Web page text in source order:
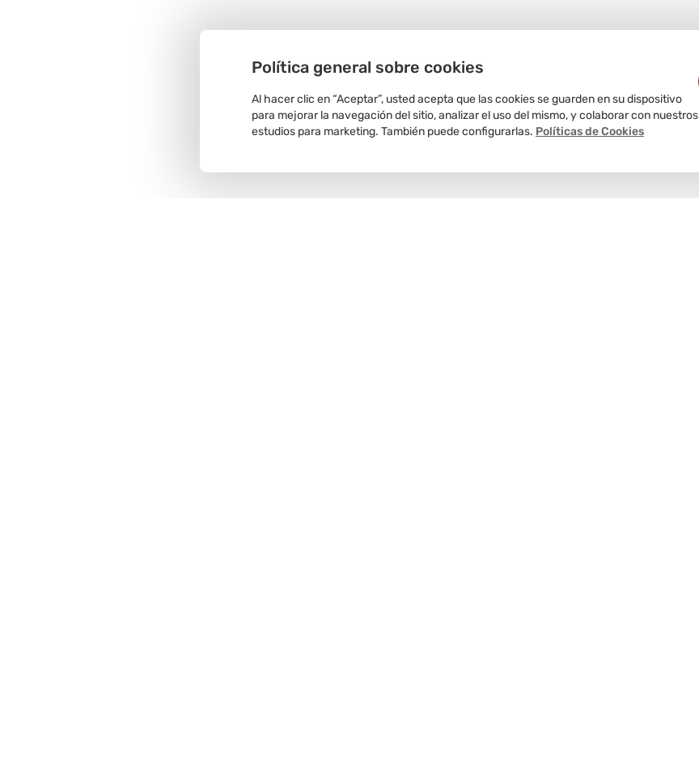
Política general sobre cookies
Al hacer clic en “Aceptar”, usted acepta que las cookies se guarden en su dispositivo
para mejorar la navegación del sitio, analizar el uso del mismo, y colaborar con nuestros
estudios para marketing. También puede configurarlas. Políticas de Cookies